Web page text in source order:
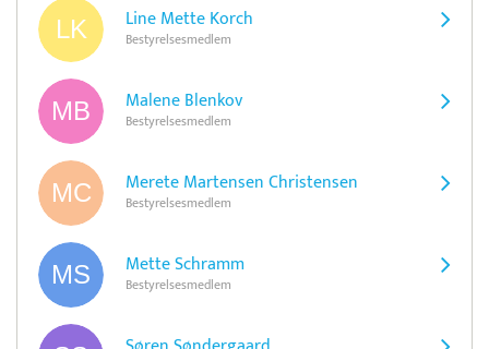
Line Mette Korch
Bestyrelsesmedlem
Malene Blenkov
Bestyrelsesmedlem
Merete Martensen Christensen
Bestyrelsesmedlem
Mette Schramm
Bestyrelsesmedlem